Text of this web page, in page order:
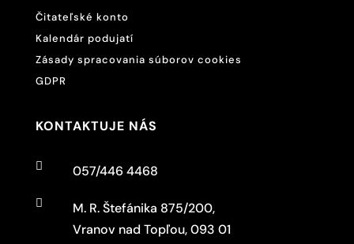
Čitateľské konto
Kalendár podujatí
Zásady spracovania súborov cookies
GDPR
KONTAKTUJE NÁS
 057/446 4468

M. R. Štefánika 875/200,
Vranov nad Topľou, 093 01